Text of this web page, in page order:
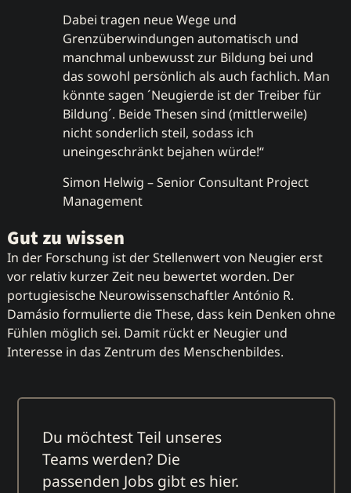
Dabei tragen neue Wege und
Grenzüberwindungen automatisch und
manchmal unbewusst zur Bildung bei und
das sowohl persönlich als auch fachlich. Man
könnte sagen ´Neugierde ist der Treiber für
Bildung´. Beide Thesen sind (mittlerweile)
nicht sonderlich steil, sodass ich
uneingeschränkt bejahen würde!“
Simon Helwig – Senior Consultant Project
Management
Gut zu wissen
In der Forschung ist der Stellenwert von Neugier erst
vor relativ kurzer Zeit neu bewertet worden. Der
portugiesische Neurowissenschaftler António R.
Damásio formulierte die These, dass kein Denken ohne
Fühlen möglich sei. Damit rückt er Neugier und
Interesse in das Zentrum des Menschenbildes.
Du möchtest Teil unseres
Teams werden? Die
passenden Jobs gibt es hier.